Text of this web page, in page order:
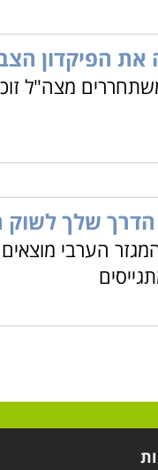
את הפיקדון
היו המשתחררים
שלך לשוק
הערבי